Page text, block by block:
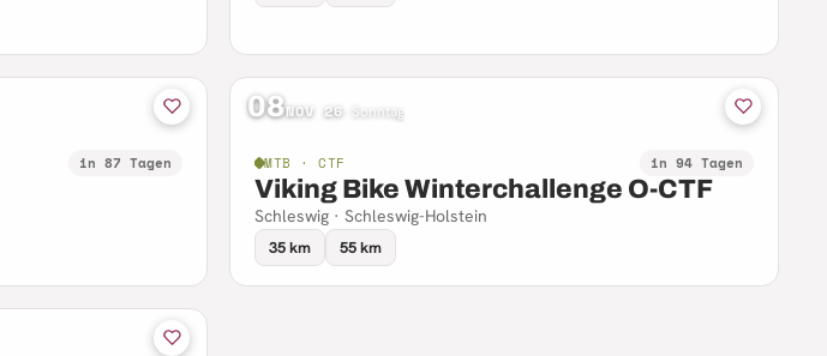
in 87 Tagen
08NOV 26· Sonntag
MTB · CTF in 94 Tagen
Viking Bike Winterchallenge O-CTF
Schleswig · Schleswig-Holstein
35 km 55 km